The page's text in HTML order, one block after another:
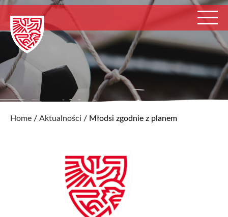
Home / Aktualności / Młodsi zgodnie z planem